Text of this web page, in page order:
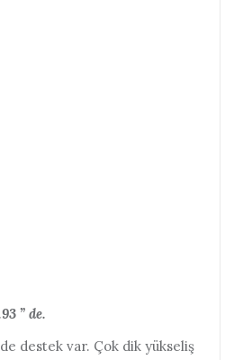
” de.
destek var. Çok dik yükseliş